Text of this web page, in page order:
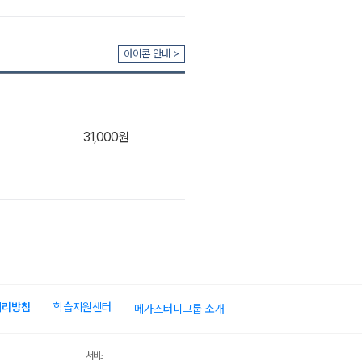
장바구
아이콘 안내 >
31,000원
방침 학습지원센터 메가스터디그룹 소개
서비스 가입사실 확인